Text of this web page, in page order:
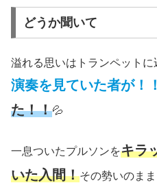
どうか聞いて
溢れる思いはトランペット
演奏を見ていた者が！！
た！！💦
一息ついたプルソンをキラ
いた入間！その勢いのま